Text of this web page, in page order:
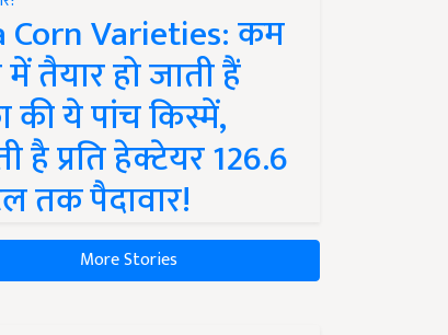
Corn Varieties: कम
तैयार हो जाती हैं
की ये पांच किस्में,
है प्रति हेक्टेयर 126.6
तक पैदावार!
More Stories